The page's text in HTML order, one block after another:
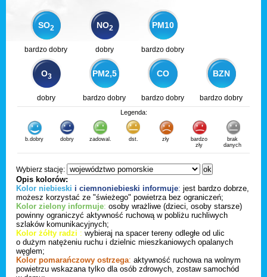
SO2 NO2 PM10
bardzo dobry dobry bardzo dobry
O3 PM2,5 CO BZN
dobry bardzo dobry bardzo dobry bardzo dobry
Legenda:
b.dobry dobry zadowal. dst. zły
bardzo
zły
brak
danych
Wybierz stację:
Opis kolorów:
Kolor niebieski i ciemnoniebieski informuje: jest bardzo dobrze,
możesz korzystać ze "świeżego" powietrza bez ograniczeń;
Kolor zielony informuje: osoby wrażliwe (dzieci, osoby starsze)
powinny ograniczyć aktywność ruchową w pobliżu ruchliwych
szlaków komunikacyjnych;
Kolor żółty radzi : wybieraj na spacer tereny odległe od ulic
o dużym natężeniu ruchu i dzielnic mieszkaniowych opalanych
węglem;
Kolor pomarańczowy ostrzega: aktywność ruchowa na wolnym
powietrzu wskazana tylko dla osób zdrowych, zostaw samochód